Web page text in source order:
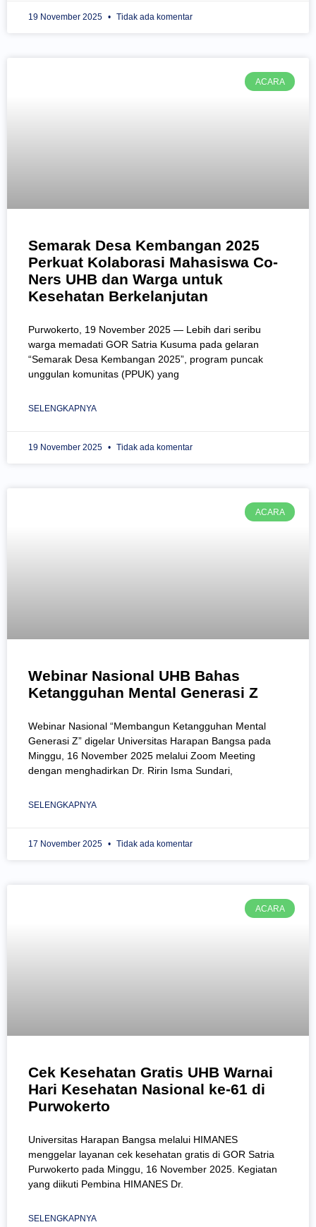
19 November 2025 Tidak ada komentar
ACARA
Semarak Desa Kembangan 2025
Perkuat Kolaborasi Mahasiswa Co-
Ners UHB dan Warga untuk
Kesehatan Berkelanjutan
Purwokerto, 19 November 2025 — Lebih dari seribu
warga memadati GOR Satria Kusuma pada gelaran
“Semarak Desa Kembangan 2025”, program puncak
unggulan komunitas (PPUK) yang
SELENGKAPNYA
19 November 2025 Tidak ada komentar
ACARA
Webinar Nasional UHB Bahas
Ketangguhan Mental Generasi Z
Webinar Nasional “Membangun Ketangguhan Mental
Generasi Z” digelar Universitas Harapan Bangsa pada
Minggu, 16 November 2025 melalui Zoom Meeting
dengan menghadirkan Dr. Ririn Isma Sundari,
SELENGKAPNYA
17 November 2025 Tidak ada komentar
ACARA
Cek Kesehatan Gratis UHB Warnai
Hari Kesehatan Nasional ke-61 di
Purwokerto
Universitas Harapan Bangsa melalui HIMANES
menggelar layanan cek kesehatan gratis di GOR Satria
Purwokerto pada Minggu, 16 November 2025. Kegiatan
yang diikuti Pembina HIMANES Dr.
SELENGKAPNYA